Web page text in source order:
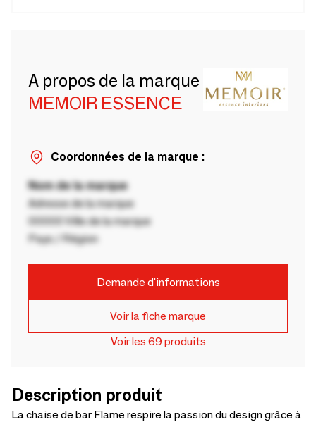
A propos de la marque
MEMOIR ESSENCE
Coordonnées de la marque :
Nom de la marque
Adresse de la marque
00000 Ville de la marque
Pays / Région
Demande d'informations
Voir la fiche marque
Voir les 69 produits
Description produit
La chaise de bar Flame respire la passion du design grâce à